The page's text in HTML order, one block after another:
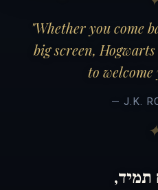
"Whether you come
big screen,
to welcome
— J.K.